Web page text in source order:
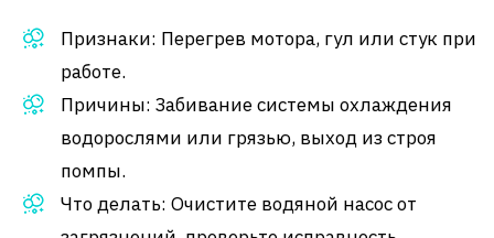
Признаки: Перегрев мотора, гул или стук при
работе.
Причины: Забивание системы охлаждения
водорослями или грязью, выход из строя
помпы.
Что делать: Очистите водяной насос от